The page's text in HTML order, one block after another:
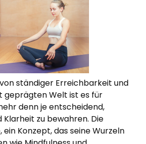
ständiger Erreichbarkeit und
geprägten Welt ist es für
denn je entscheidend,
Klarheit zu bewahren. Die
ein Konzept, das seine Wurzeln